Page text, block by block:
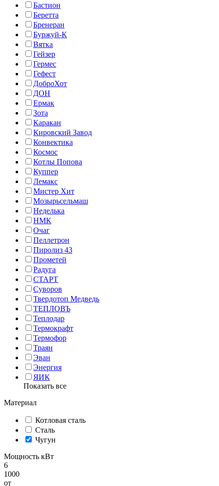
Бастион
Беретта
Бренеран
Буржуй-К
Вятка
Гейзер
Гермес
Гефест
ДоброХот
ДОН
Ермак
Зота
Каракан
Кировский Завод
Конвектика
Космос
Котлы Попова
Куппер
Лемакс
Мистер Хит
Мозырьсельмаш
Неделька
НМК
Очаг
Пеллетрон
Пиролиз 43
Прометей
Радуга
СТАРТ
Суворов
Твердотоп Медведь
ТЕПЛОВЪ
Теплодар
Термокрафт
Термофор
Траян
Эван
Энергия
ЯИК
Показать все
Материал
Котловая сталь
Сталь
Чугун
Мощность кВт
6
1000
от